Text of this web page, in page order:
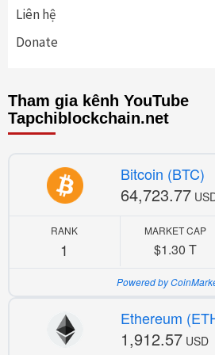
Liên hệ
Donate
Tham gia kênh YouTube
Tapchiblockchain.net
Bitcoin (BTC)
64,723.77
RANK
1
MARKET CAP
$1.30 T
Powered by
Ethereum
1,912.57 USD